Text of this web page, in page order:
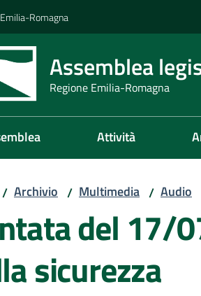
Romagna
Assemblea
Regione Emilia-Romagna
Attività
/ Archivio / Multimedia / Audio
del 17/
sicurezza